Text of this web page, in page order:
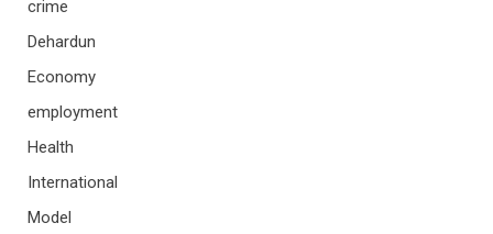
crime
Dehardun
Economy
employment
Health
International
Model